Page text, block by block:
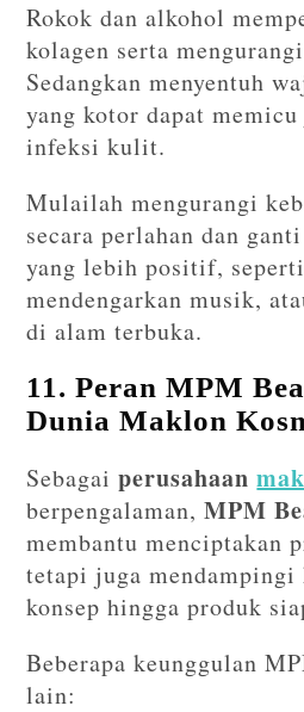
Rokok dan alkohol
kolagen serta
Sedangkan menyentuh
yang kotor dapat
infeksi kulit.
Mulailah mengurangi
secara perlahan dan
yang lebih positif,
mendengarkan musik,
di alam terbuka.
11. Peran MPM
Dunia Maklon
Sebagaiperusahaan
berpengalaman,MPM
membantu menciptakan
tetapi juga
konsep hingga produk
Beberapa keunggulan
lain: